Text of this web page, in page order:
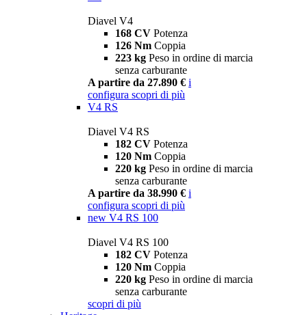
Diavel V4
168 CV Potenza
126 Nm Coppia
223 kg Peso in ordine di marcia
senza carburante
A partire da 27.890 € i
configura scopri di più
V4 RS
Diavel V4 RS
182 CV Potenza
120 Nm Coppia
220 kg Peso in ordine di marcia
senza carburante
A partire da 38.990 € i
configura scopri di più
new V4 RS 100
Diavel V4 RS 100
182 CV Potenza
120 Nm Coppia
220 kg Peso in ordine di marcia
senza carburante
scopri di più